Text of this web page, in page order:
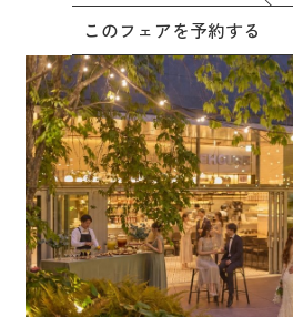
このフェアを予約する